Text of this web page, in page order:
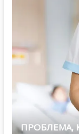
ПРОБЛЕМА,